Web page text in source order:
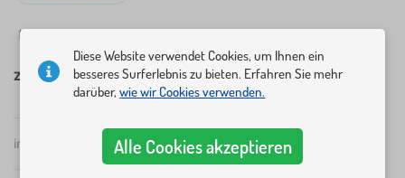
Dank derRollen können Sheleicht und mühelos
bewegen.Ein Insektennetzsorgt für einen
ungestörten Schlaf Ihres Babys.Der Himmel und die
Überdachungen, die über der Krippe hing,
dämpften das Licht auf der Krippe.
Filter ✓auf Lager%Rabatte und Aktionen Ausführung Farbe
Zubehör für Babybettchen
insgesamt Produkte
Popularität
Diese Website verwendet Cookies, um Ihnen ein
besseres Surferlebnis zu bieten. Erfahren Sie mehr
darüber,wie wir Cookies verwenden.
Alle Cookies akzeptieren